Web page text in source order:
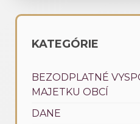
KATEGÓRIE
BEZODPLATNÉ
MAJETKU OBCÍ
DANE